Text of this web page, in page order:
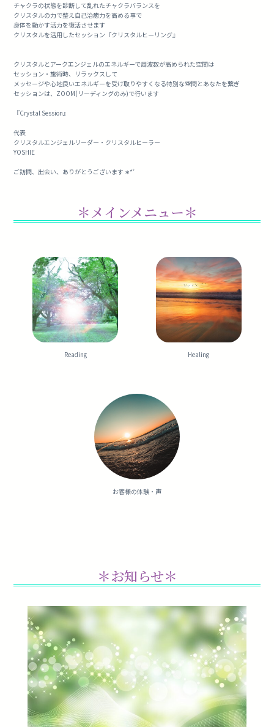
チャクラの状態を診断して乱れたチャクラバランスを
クリスタルの力で整え自己治癒力を高める事で
身体を動かす活力を復活させます
クリスタルを活用したセッション『クリスタルヒーリング』
クリスタルとアークエンジェルのエネルギーで周波数が高められた空間は
セッション・施術時、リラックスして
メッセージや心地良いエネルギーを受け取りやすくなる特別な空間とあなたを繋ぎ
セッションは、ZOOM(リーディングのみ)で行います
『Crystal Session』
代表
クリスタルエンジェルリーダー・クリスタルヒーラー
YOSHIE
ご訪問、出会い、ありがとうございます ∗*ﾟ
＊メインメニュー＊
Reading Healing
お客様の体験・声
＊お知らせ＊